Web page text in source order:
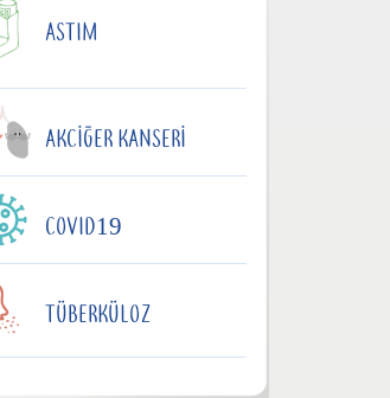
ASTIM
AKCIĞER KANSERI
COVID19
TÜBERKÜLOZ